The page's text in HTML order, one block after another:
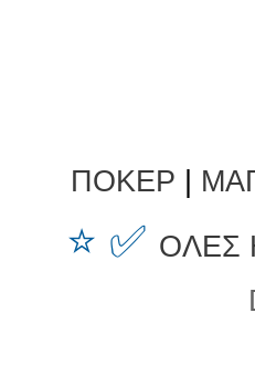
ΠΟΚΕΡ
⭐ ✅ ΟΛΕΣ